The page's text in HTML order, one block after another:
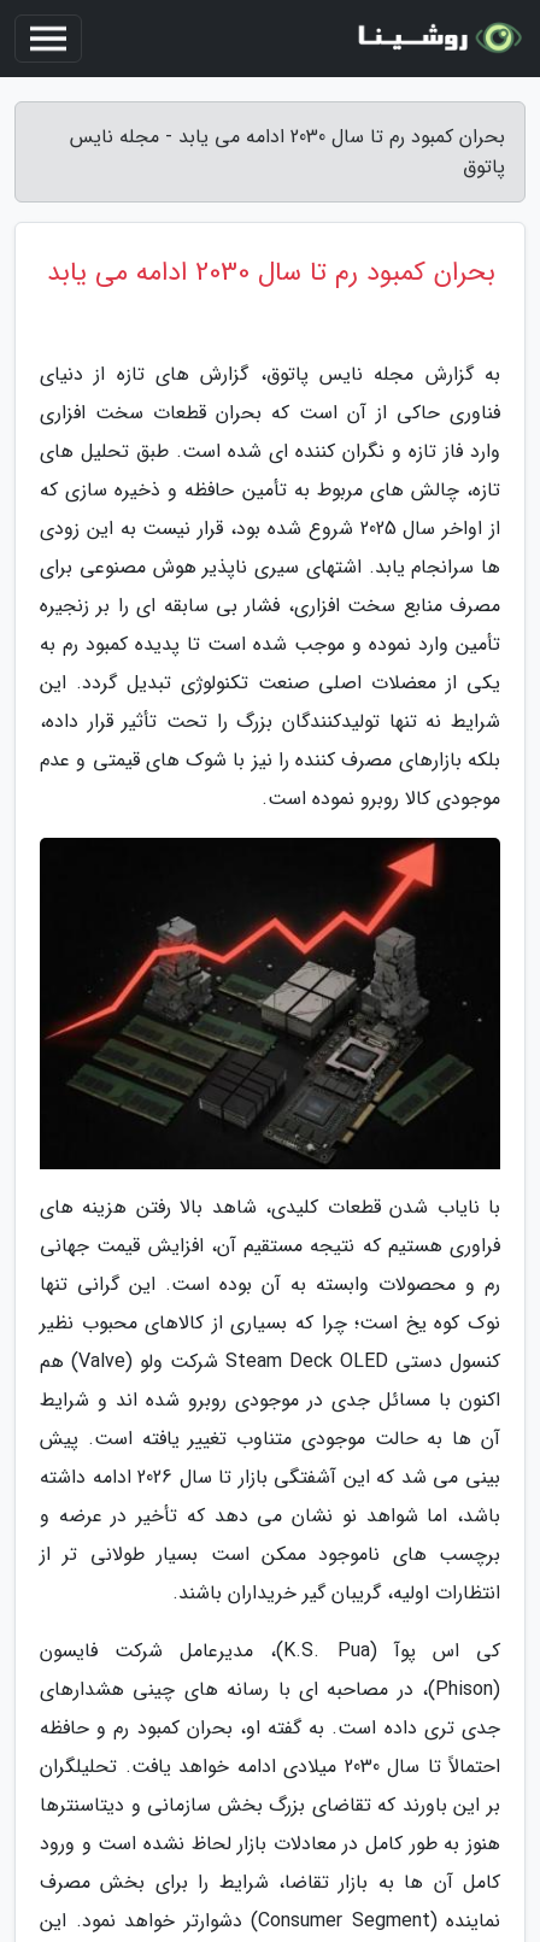
بحران کمبود رم تا سال 2030 ادامه می یابد - مجله نایس
پاتوق
بحران کمبود رم تا سال 2030 ادامه می یابد
به گزارش مجله نایس پاتوق، گزارش های تازه از دنیای
فناوری حاکی از آن است که بحران قطعات سخت افزاری
وارد فاز تازه و نگران کننده ای شده است. طبق تحلیل های
تازه، چالش های مربوط به تأمین حافظه و ذخیره سازی که
از اواخر سال 2025 شروع شده بود، قرار نیست به این زودی
ها سرانجام یابد. اشتهای سیری ناپذیر هوش مصنوعی برای
مصرف منابع سخت افزاری، فشار بی سابقه ای را بر زنجیره
تأمین وارد نموده و موجب شده است تا پدیده کمبود رم به
یکی از معضلات اصلی صنعت تکنولوژی تبدیل گردد. این
شرایط نه تنها تولیدکنندگان بزرگ را تحت تأثیر قرار داده،
بلکه بازارهای مصرف کننده را نیز با شوک های قیمتی و عدم
موجودی کالا روبرو نموده است.
با نایاب شدن قطعات کلیدی، شاهد بالا رفتن هزینه های
فراوری هستیم که نتیجه مستقیم آن، افزایش قیمت جهانی
رم و محصولات وابسته به آن بوده است. این گرانی تنها
نوک کوه یخ است؛ چرا که بسیاری از کالاهای محبوب نظیر
کنسول دستی Steam Deck OLED شرکت ولو (Valve) هم
اکنون با مسائل جدی در موجودی روبرو شده اند و شرایط
آن ها به حالت موجودی متناوب تغییر یافته است. پیش
بینی می شد که این آشفتگی بازار تا سال 2026 ادامه داشته
باشد، اما شواهد نو نشان می دهد که تأخیر در عرضه و
برچسب های ناموجود ممکن است بسیار طولانی تر از
انتظارات اولیه، گریبان گیر خریداران باشند.
کی اس پوآ (K.S. Pua)، مدیرعامل شرکت فایسون
(Phison)، در مصاحبه ای با رسانه های چینی هشدارهای
جدی تری داده است. به گفته او، بحران کمبود رم و حافظه
احتمالاً تا سال 2030 میلادی ادامه خواهد یافت. تحلیلگران
بر این باورند که تقاضای بزرگ بخش سازمانی و دیتاسنترها
هنوز به طور کامل در معادلات بازار لحاظ نشده است و ورود
کامل آن ها به بازار تقاضا، شرایط را برای بخش مصرف
نماینده (Consumer Segment) دشوارتر خواهد نمود. این